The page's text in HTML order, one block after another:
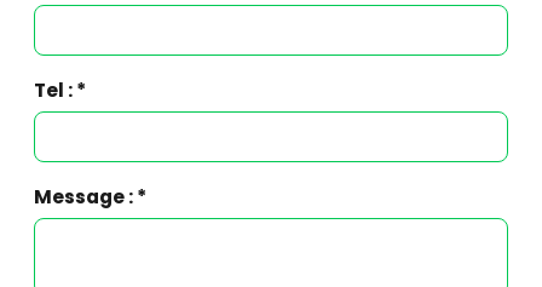
Tel : *
Message : *